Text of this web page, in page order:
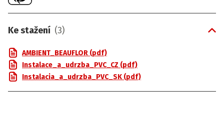
Ke stažení (3)
AMBIENT_BEAUFLOR (pdf)
Instalace_a_udrzba_PVC_CZ (pdf)
Instalacia_a_udrzba_PVC_SK (pdf)